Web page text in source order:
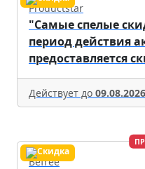
Productstar
"Самые спелые
период действия
предоставляется
Действует до 09.08.2026
Befree